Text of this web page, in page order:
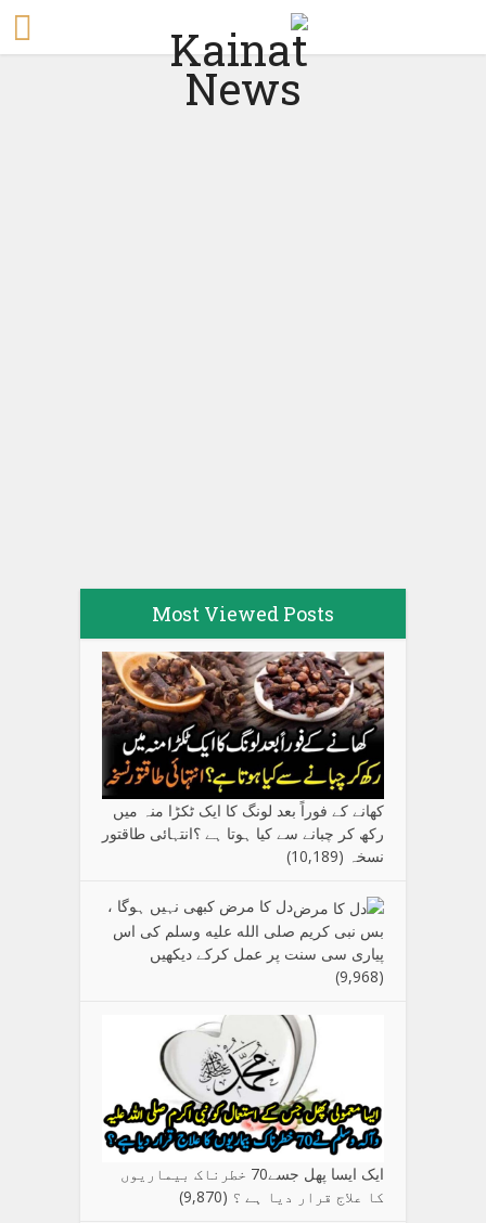
Most Viewed Posts
کھانے کے فوراً بعد لونگ کا ایک ٹکڑا منہ میں
رکھ کر چبانے سے کیا ہوتا ہے ؟انتہائی طاقتور
نسخہ (10,189)
دل کا مرض کبھی نہیں ہوگا ،
بس نبی کریم صلی الله علیه وسلم کی اس
پیاری سی سنت پر عمل کرکے دیکھیں
(9,968)
ایک ایسا پھل جسے70 خطرناک بیماریوں
کا علاج قرار دیا ہے ؟ (9,870)